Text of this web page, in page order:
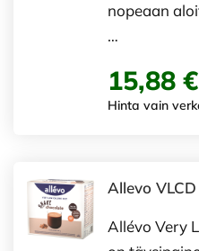
nopeaan
…
15,88 €
Hinta vain
Allevo
Allévo Very